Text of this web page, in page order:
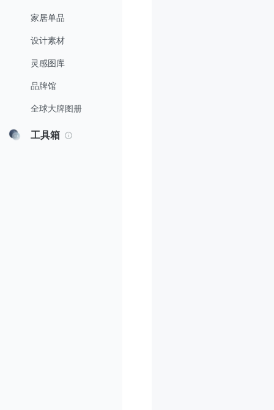
家居单品
设计素材
灵感图库
品牌馆
全球大牌图册
工具箱